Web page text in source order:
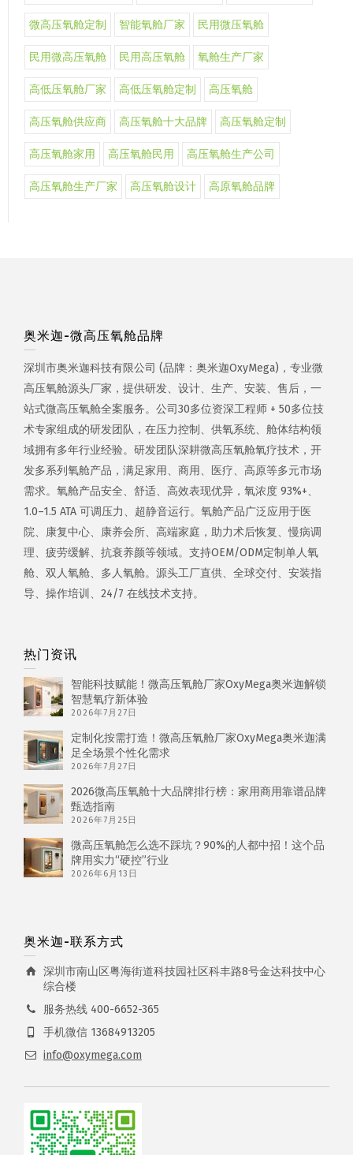
微高压氧舱定制 智能氧舱厂家 民用微压氧舱
民用微高压氧舱 民用高压氧舱 氧舱生产厂家
高低压氧舱厂家 高低压氧舱定制 高压氧舱
高压氧舱供应商 高压氧舱十大品牌 高压氧舱定制
高压氧舱家用 高压氧舱民用 高压氧舱生产公司
高压氧舱生产厂家 高压氧舱设计 高原氧舱品牌
奥米迦-微高压氧舱品牌
深圳市奥米迦科技有限公司 (品牌：奥米迦OxyMega)，专业微
高压氧舱源头厂家，提供研发、设计、生产、安装、售后，一
站式微高压氧舱全案服务。公司30多位资深工程师 + 50多位技
术专家组成的研发团队，在压力控制、供氧系统、舱体结构领
域拥有多年行业经验。研发团队深耕微高压氧舱氧疗技术，开
发多系列氧舱产品，满足家用、商用、医疗、高原等多元市场
需求。氧舱产品安全、舒适、高效表现优异，氧浓度 93%+、
1.0–1.5 ATA 可调压力、超静音运行。氧舱产品广泛应用于医
院、康复中心、康养会所、高端家庭，助力术后恢复、慢病调
理、疲劳缓解、抗衰养颜等领域。支持OEM/ODM定制单人氧
舱、双人氧舱、多人氧舱。源头工厂直供、全球交付、安装指
导、操作培训、24/7 在线技术支持。
热门资讯
智能科技赋能！微高压氧舱厂家OxyMega奥米迦解锁
智慧氧疗新体验
2026年7月27日
定制化按需打造！微高压氧舱厂家OxyMega奥米迦满
足全场景个性化需求
2026年7月27日
2026微高压氧舱十大品牌排行榜：家用商用靠谱品牌
甄选指南
2026年7月25日
微高压氧舱怎么选不踩坑？90%的人都中招！这个品
牌用实力“硬控”行业
2026年6月13日
奥米迦-联系方式
深圳市南山区粤海街道科技园社区科丰路8号金达科技中心
综合楼
服务热线 400-6652-365
手机微信 13684913205
info@oxymega.com